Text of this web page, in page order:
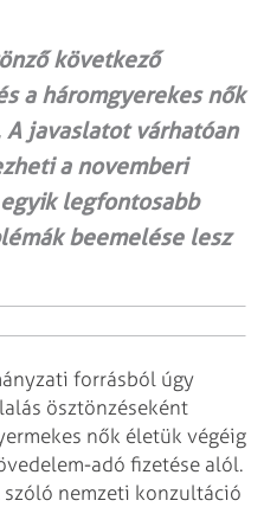
következő
a háromgyerekes nők
A javaslatot várhatóan
a novemberi
legfontosabb
beemelése lesz
forrásból úgy
ösztönzéseként
nők életük végéig
adó fizetése alól.
nemzeti konzultáció